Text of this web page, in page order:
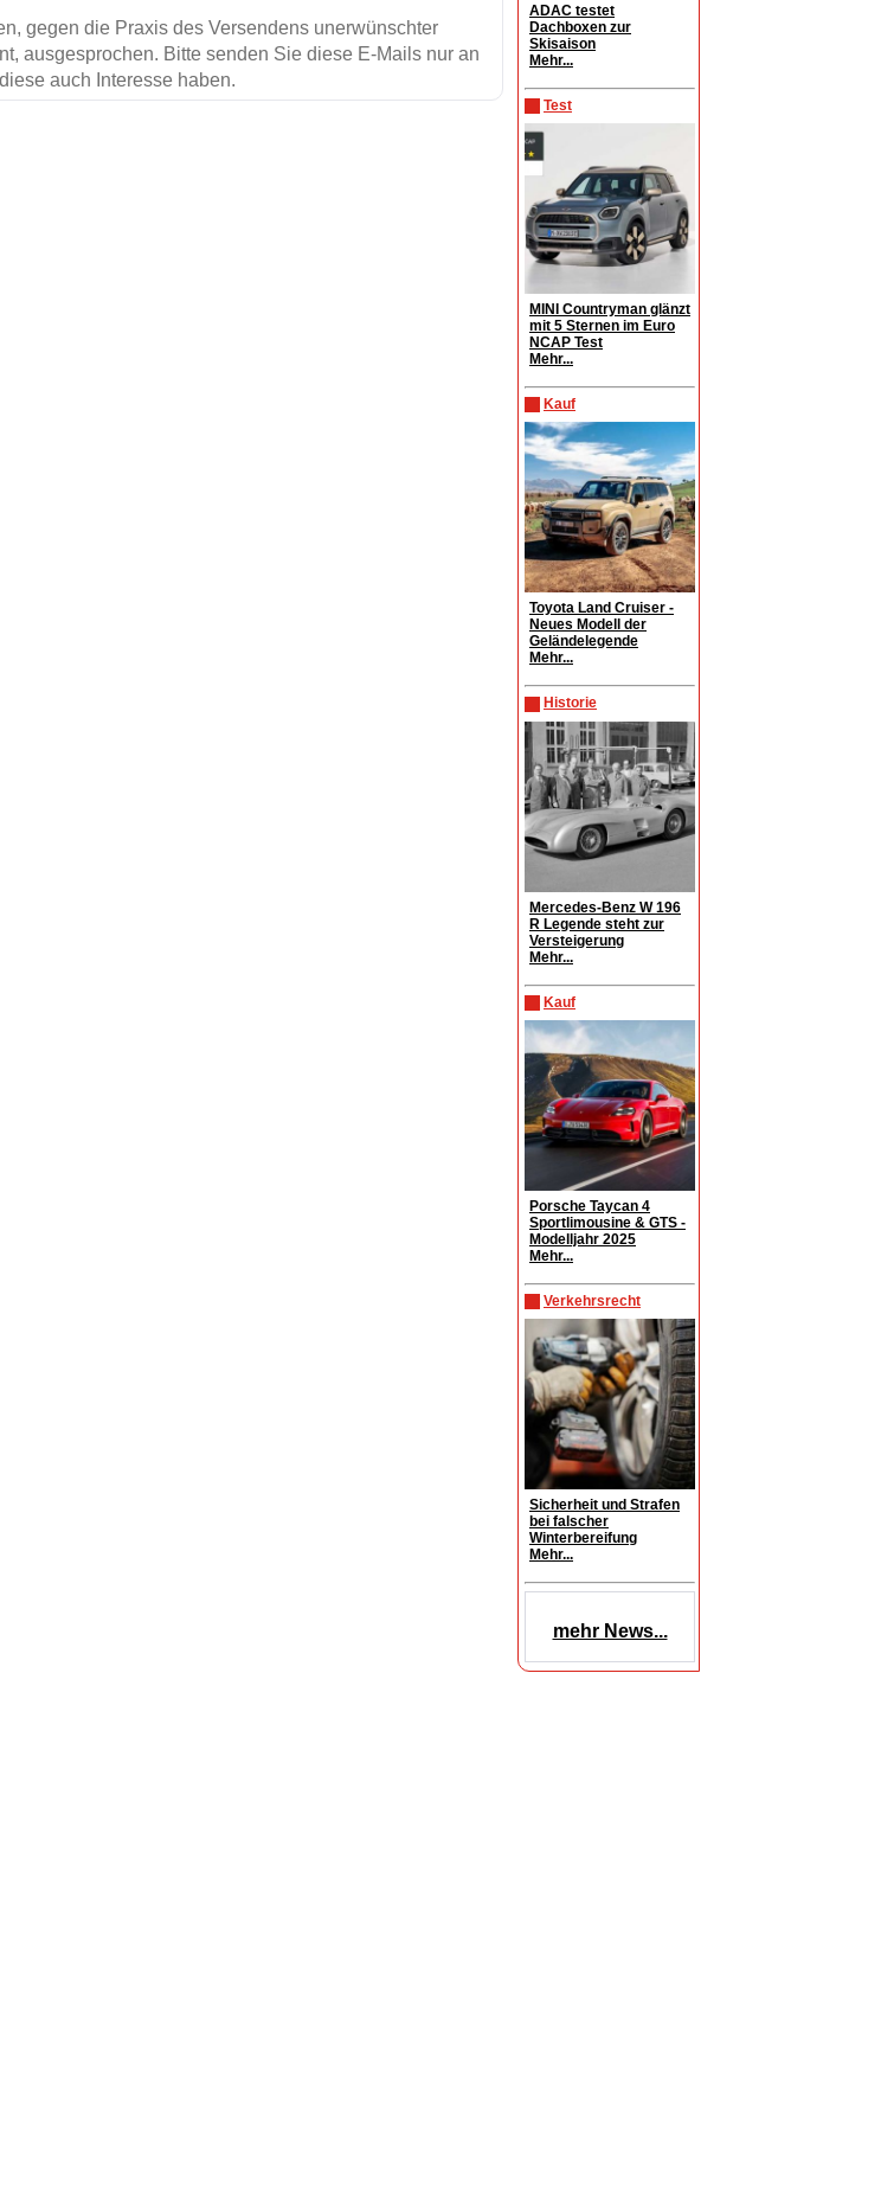
ADAC testet
Dachboxen zur
Skisaison
Mehr...
Test
MINI Countryman glänzt
mit 5 Sternen im Euro
NCAP Test
Mehr...
Kauf
Toyota Land Cruiser -
Neues Modell der
Geländelegende
Mehr...
Historie
Mercedes-Benz W 196
R Legende steht zur
Versteigerung
Mehr...
Kauf
Porsche Taycan 4
Sportlimousine & GTS -
Modelljahr 2025
Mehr...
Verkehrsrecht
Sicherheit und Strafen
bei falscher
Winterbereifung
Mehr...
mehr News...
gegen die Praxis des Versendens unerwünschter
ausgesprochen. Bitte senden Sie diese E-Mails nur an
auch Interesse haben.